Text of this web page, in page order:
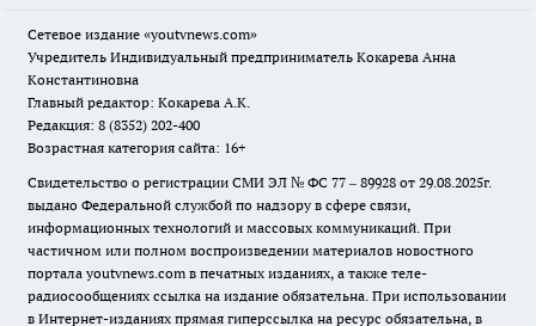
Сетевое издание «youtvnews.com»
Учредитель Индивидуальный предприниматель Кокарева Анна
Константиновна
Главный редактор: Кокарева А.К.
Редакция: 8 (8352) 202-400
Возрастная категория сайта: 16+
Свидетельство о регистрации СМИ ЭЛ № ФС 77 – 89928 от 29.08.2025г.
выдано Федеральной службой по надзору в сфере связи,
информационных технологий и массовых коммуникаций. При
частичном или полном воспроизведении материалов новостного
портала youtvnews.com в печатных изданиях, а также теле-
радиосообщениях ссылка на издание обязательна. При использовании
в Интернет-изданиях прямая гиперссылка на ресурс обязательна, в